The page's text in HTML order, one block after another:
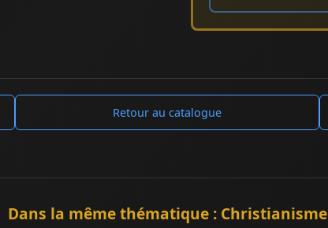
Retour au catalogue
Dans la même thématique : Christianisme